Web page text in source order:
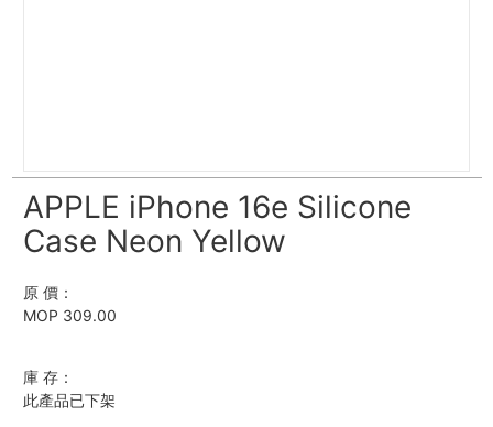
APPLE iPhone 16e Silicone
Case Neon Yellow
原 價：
MOP 309.00
庫 存：
此產品已下架